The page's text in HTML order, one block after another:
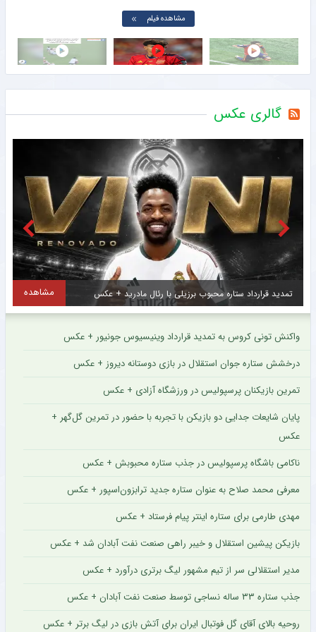
مشاهده فیلم
گالری عکس
مشاهده
واکنش تونی کروس به تمدید قرارداد وینیسیوس جونیور + عکس
درخشش ستاره جوان استقلال در بازی دوستانه دیروز + عکس
تمرین بازیکنان پرسپولیس در ورزشگاه آزادی + عکس
پایان شایعات جدایی دو بازیکن با تجربه با حضور در تمرین گل‌گهر +
عکس
ناکامی باشگاه پرسپولیس در جذب ستاره محبوبش + عکس
معرفی محمد صلاح به عنوان ستاره جدید ترابزون‌اسپور + عکس
مهدی طارمی برای ستاره اینتر پیام فرستاد + عکس
بازیکن پیشین استقلال و خیبر راهی صنعت نفت آبادان شد + عکس
مدیر استقلالی سر از تیم مشهور لیگ برتری درآورد + عکس
جذب ستاره ۳۳ ساله نساجی توسط صنعت نفت آبادان + عکس
روحیه بالای آقای گل فوتبال ایران برای آتش بازی در لیگ برتر + عکس